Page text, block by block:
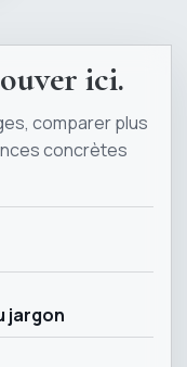
ici.
comparer plus
concrètes
jargon